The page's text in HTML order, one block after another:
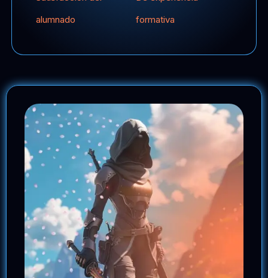
alumnado
formativa